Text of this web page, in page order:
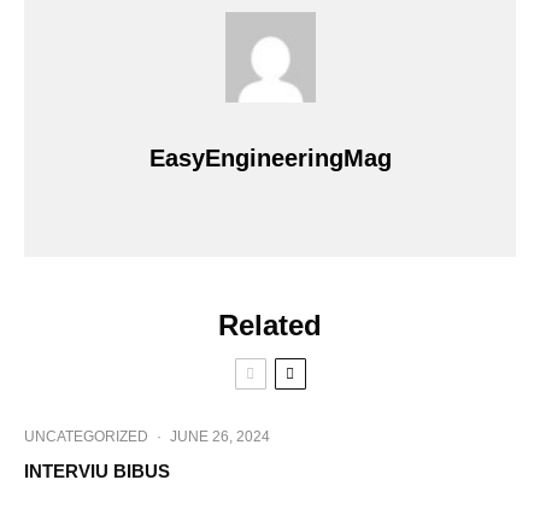
EasyEngineeringMag
Related
UNCATEGORIZED · JUNE 26, 2024
INTERVIU BIBUS